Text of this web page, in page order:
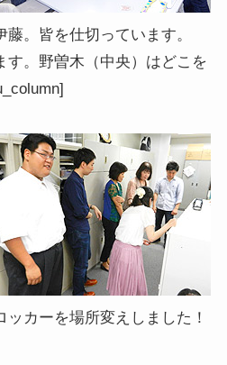
。皆を仕切っています。
す。野曽木（中央）はどこを
カーを場所変えしました！